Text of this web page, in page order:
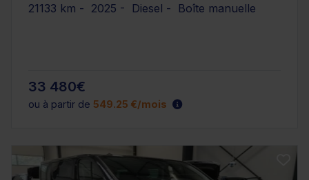
21133 km - 2025 - Diesel - Boîte manuelle
33 480€
ou à partir de 549.25 €/mois